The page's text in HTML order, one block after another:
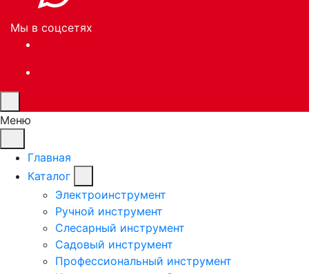
Мы в соцсетях
Меню
Главная
Каталог
Электроинструмент
Ручной инструмент
Слесарный инструмент
Садовый инструмент
Профессиональный инструмент